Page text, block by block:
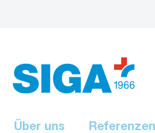
Über uns Referenzen